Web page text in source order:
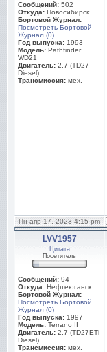
Сообщений: 502
Откуда: Новосибирск
Бортовой Журнал:
Посмотреть Бортовой
Журнал (0)
Год выпуска: 1993
Модель: Pathfinder
WD21
Двигатель: 2.7 (TD27
Diesel)
Трансмиссия: мех.
Пн апр 17, 2023 4:15 pm
LVV1957
Цитата
Посетитель
Сообщений: 94
Откуда: Нефтеюганск
Бортовой Журнал:
Посмотреть Бортовой
Журнал (0)
Год выпуска: 1997
Модель: Terrano II
Двигатель: 2.7 (TD27ETi
Diesel)
Трансмиссия: мех.